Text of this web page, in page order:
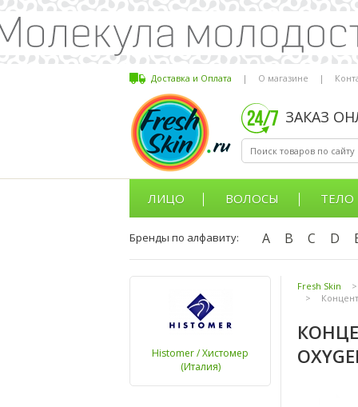
Доставка и Оплата | О магазине |
ЗАКАЗ
ЛИЦО ВОЛОСЫ ТЕЛО
Бренды по алфавиту: A B C D
Histomer / Хистомер
(Италия)
Fresh Skin >
>